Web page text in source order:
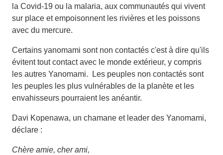
la Covid-19 ou la malaria, aux communautés qui vivent
sur place et empoisonnent les rivières et les poissons
avec du mercure.
Certains yanomami sont non contactés c'est à dire qu'ils
évitent tout contact avec le monde extérieur, y compris
les autres Yanomami. Les peuples non contactés sont
les peuples les plus vulnérables de la planète et les
envahisseurs pourraient les anéantir.
Davi Kopenawa, un chamane et leader des Yanomami,
déclare :
Chère amie, cher ami,